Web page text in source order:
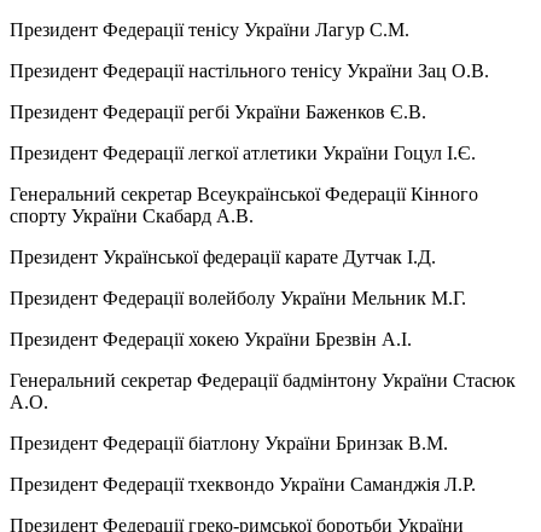
Президент Федерації тенісу України Лагур С.М.
Президент Федерації настільного тенісу України Зац О.В.
Президент Федерації регбі України Баженков Є.В.
Президент Федерації легкої атлетики України Гоцул І.Є.
Генеральний секретар Всеукраїнської Федерації Кінного
спорту України Скабард А.В.
Президент Української федерації карате Дутчак І.Д.
Президент Федерації волейболу України Мельник М.Г.
Президент Федерації хокею України Брезвін А.І.
Генеральний секретар Федерації бадмінтону України Стасюк
А.О.
Президент Федерації біатлону України Бринзак В.М.
Президент Федерації тхеквондо України Саманджія Л.Р.
Президент Федерації греко-римської боротьби України